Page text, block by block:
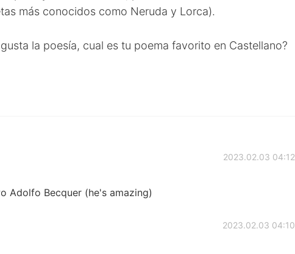
más conocidos como Neruda y Lorca).
la poesía, cual es tu poema favorito en Castellano?
2023.02.03 04:12
Adolfo Becquer (he's amazing)
2023.02.03 04:10